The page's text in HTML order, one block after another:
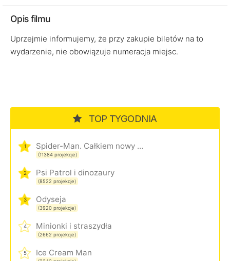
Opis filmu
Uprzejmie informujemy, że przy zakupie biletów na to
wydarzenie, nie obowiązuje numeracja miejsc.
TOP TYGODNIA
1 Spider-Man. Całkiem nowy dzień
(11384 projekcje)
2 Psi Patrol i dinozaury
(8522 projekcje)
3 Odyseja
(3920 projekcje)
4 Minionki i straszydła
(2662 projekcje)
5 Ice Cream Man